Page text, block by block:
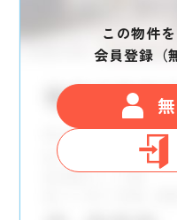
この物件
会員登録（